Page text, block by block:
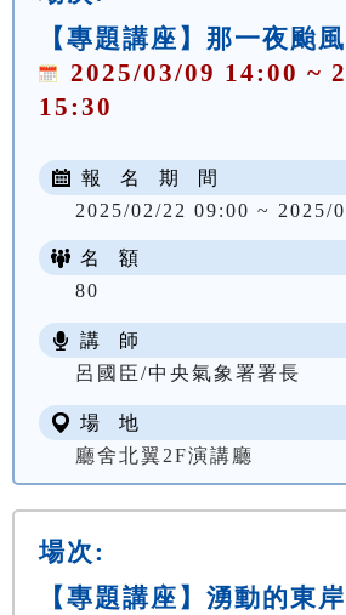
【專題講座】那一夜颱
2025/03/09 14:00 ~
15:30
報 名 期 間
2025/02/22 09:00 ~ 2025/
名 額
80
講 師
呂國臣/中央氣象署署長
場 地
廳舍北翼2F演講廳
場次:
【專題講座】湧動的東